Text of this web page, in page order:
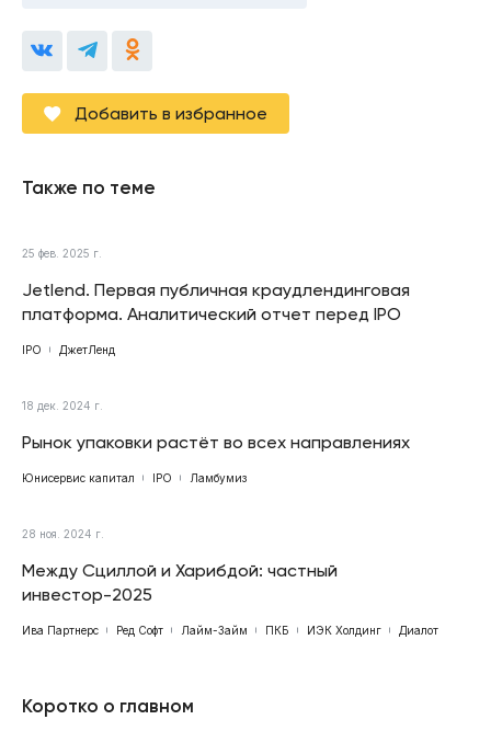
Добавить в избранное
Также по теме
25 фев. 2025 г.
Jetlend. Первая публичная краудлендинговая
платформа. Аналитический отчет перед IPO
IPO ДжетЛенд
18 дек. 2024 г.
Рынок упаковки растёт во всех направлениях
Юнисервис капитал IPO Ламбумиз
28 ноя. 2024 г.
Между Сциллой и Харибдой: частный
инвестор-2025
Ива Партнерс Ред Софт Лайм-Займ ПКБ ИЭК Холдинг Диалот
Коротко о главном